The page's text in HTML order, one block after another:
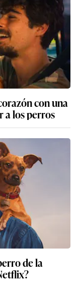
con una
a los perros
de la